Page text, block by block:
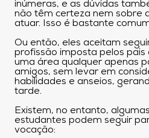
inúmeras, e as dúvidas
não têm certeza nem sobre
atuar. Isso é bastante
Ou então, eles aceitam
profissão imposta pelos pais
uma área qualquer apenas
amigos, sem levar em
habilidades e anseios,
tarde.
Existem, no entanto,
estudantes podem seguir
vocação: